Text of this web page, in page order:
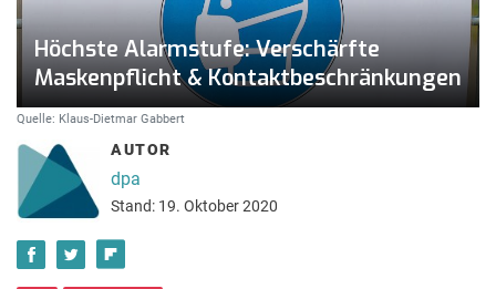
Höchste Alarmstufe: Verschärfte
Maskenpflicht & Kontaktbeschränkungen
Quelle: Klaus-Dietmar Gabbert
AUTOR
dpa
Stand: 19. Oktober 2020